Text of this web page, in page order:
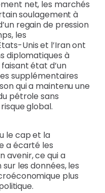
net, les marchés
soulagement à
regain de pression
les
Unis et l’Iran ont
diplomatiques à
état d’un
supplémentaires
qui a maintenu une
pétrole sans
global.
le cap et la
a écarté les
avenir, ce qui a
les données, les
plus